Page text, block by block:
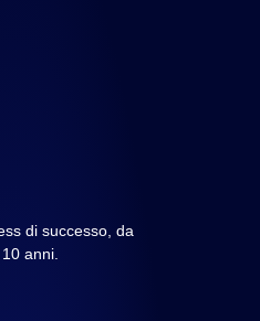
di successo, da
anni.